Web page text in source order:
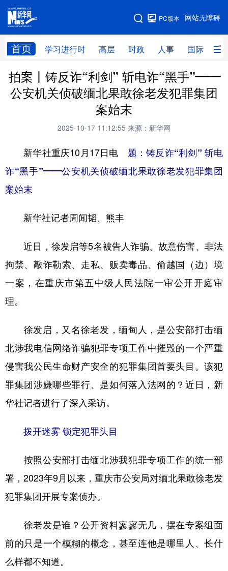
网站无障碍
PC版本
首页 学习进行时 高层 时政 人事 国际 财
网站地图
学习进行时 高层 时政 人事
国际 财经 网评 港澳
学术中国 乡村振兴 银龄 溯源中国
城市 旅游 能源 会展
彩票 时尚 悦读
文化产业
地方频道
浙江 安徽
山东 河南 湖北 湖南
广东 广西 海南 重庆
四川 贵州
陕西 甘肃 青海 宁夏
新疆 内蒙古 黑龙江
拍案丨铸反诈“利剑” 斩电诈“黑手”——
公安机关侦破缅北果敢徐老发犯罪集团
案始末
2025-10-17 11:12:55 来源：新华网
新华社重庆10月17日电 题：铸反诈“利剑” 斩电
诈“黑手”——公安机关侦破缅北果敢徐老发犯罪集团
案始末
新华社记者周闻韬、熊丰
近日，徐发启等5名被告人诈骗、故意伤害、非法
拘禁、敲诈勒索、走私、贩卖毒品、偷越国（边）境
一案，在重庆市第五中级人民法院一审公开开庭审
理。
徐发启，又名徐老发，缅甸人，是公安部打击缅
北涉我电信网络诈骗犯罪专项工作中摧毁的一个严重
侵害我公民生命财产安全的犯罪集团首要头目。该犯
罪集团涉嫌哪些罪行、是如何落入法网的？近日，新
华社记者进行了深入采访。
拨开迷雾 锁定犯罪头目
按照公安部打击缅北涉我犯罪专项工作的统一部
署，2023年9月以来，重庆市公安局对缅北果敢徐老发
犯罪集团开展专案侦办。
徐老发是谁？公开资料寥寥无几，摆在专案组面
前的只是一个模糊的概念，甚至连他是哪里人、长什
么样都不知道。